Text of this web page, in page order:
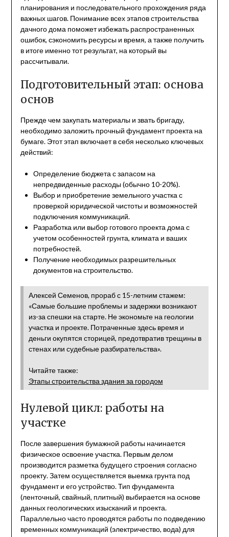
планирования и последовательного прохождения ряда
важных шагов. Понимание всех этапов строительства
дачного дома поможет избежать распространенных
ошибок, сэкономить ресурсы и время, а также получить
в итоге именно тот результат, на который вы
рассчитывали.
Подготовительный этап: основа
основ
Прежде чем закупать материалы и звать бригаду,
необходимо заложить прочный фундамент проекта на
бумаге. Этот этап включает в себя несколько ключевых
действий:
Определение бюджета с запасом на
непредвиденные расходы (обычно 10-20%).
Выбор и приобретение земельного участка с
проверкой юридической чистоты и возможностей
подключения коммуникаций.
Разработка или выбор готового проекта дома с
учетом особенностей грунта, климата и ваших
потребностей.
Получение необходимых разрешительных
документов на строительство.
Алексей Семенов, прораб с 15-летним стажем:
«Самые большие проблемы и задержки возникают
из-за спешки на старте. Не экономьте на геологии
участка и проекте. Потраченные здесь время и
деньги окупятся сторицей, предотвратив трещины в
стенах или судебные разбирательства».
Читайте также:
Этапы строительства здания за городом
Нулевой цикл: работы на
участке
После завершения бумажной работы начинается
физическое освоение участка. Первым делом
производится разметка будущего строения согласно
проекту. Затем осуществляется выемка грунта под
фундамент и его устройство. Тип фундамента
(ленточный, свайный, плитный) выбирается на основе
данных геологических изысканий и проекта.
Параллельно часто проводятся работы по подведению
временных коммуникаций (электричество, вода) для